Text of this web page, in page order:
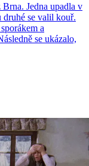
Jedna upadla v
se valil kouř.
a
se ukázalo,